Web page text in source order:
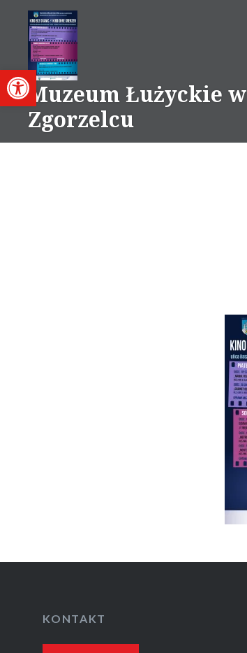
Otwórz pasek narzędzi
Przejdź
Muzeum Łużyckie w
Zgorzelcu
KONTAKT